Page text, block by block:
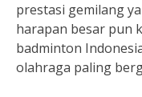
prestasi gemilang
harapan besar pun
badminton
olahraga paling